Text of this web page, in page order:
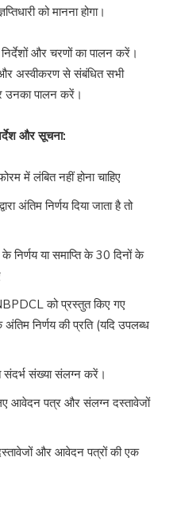
को मानना ​​होगा।
और चरणों का पालन करें।
अस्वीकरण से संबंधित सभी
उनका पालन करें।
और सूचना:
में लंबित नहीं होना चाहिए
अंतिम निर्णय दिया जाता है तो
निर्णय या समाप्ति के 30 दिनों के
को प्रस्तुत किए गए
निर्णय की प्रति (यदि उपलब्ध
संख्या संलग्न करें।
आवेदन पत्र और संलग्न दस्तावेजों
और आवेदन पत्रों की एक